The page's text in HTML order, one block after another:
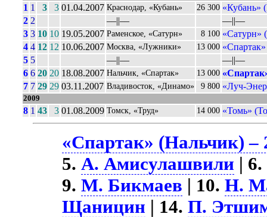
1 1 3 3 01.04.2007 Краснодар, «Кубань» 26 300 «Кубань»
2 2 ––||––
––||––
3 3 10 10 19.05.2007 Раменское, «Сатурн» 8 100 «Сатурн»
4 4 12 12 10.06.2007 Москва, «Лужники» 13 000
5 5 ––||––
––||––
6 6 20 20 18.08.2007 Нальчик, «Спартак» 13 000
7 7 29 29 03.11.2007 Владивосток, «Динамо» 9 800 «Луч-
2009
8 1 43 3 01.08.2009 Томск, «Труд» 14 000 «Томь»
«Спартак» (Нальчик) –
5.А. Амисулашвили | 6.
9.М. Бикмаев | 10.Н.
Щаницин | 14.П.